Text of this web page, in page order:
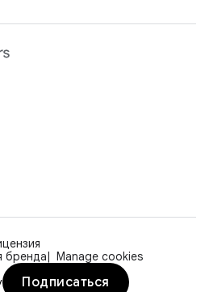
бренда
Manage cookies
Подписаться